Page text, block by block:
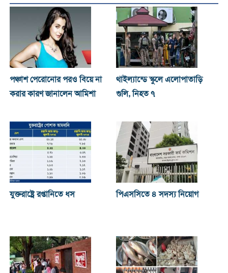
পঞ্চাশ পেরোনোর পরও বিয়ে না
করার কারণ জানালেন আমিশা
থাইল্যান্ডে স্কুলে এলোপাতাড়ি
গুলি, নিহত ৭
যুক্তরাষ্ট্রে রপ্তানিতে ধস পিএসসিতে ৪ সদস্য নিয়োগ